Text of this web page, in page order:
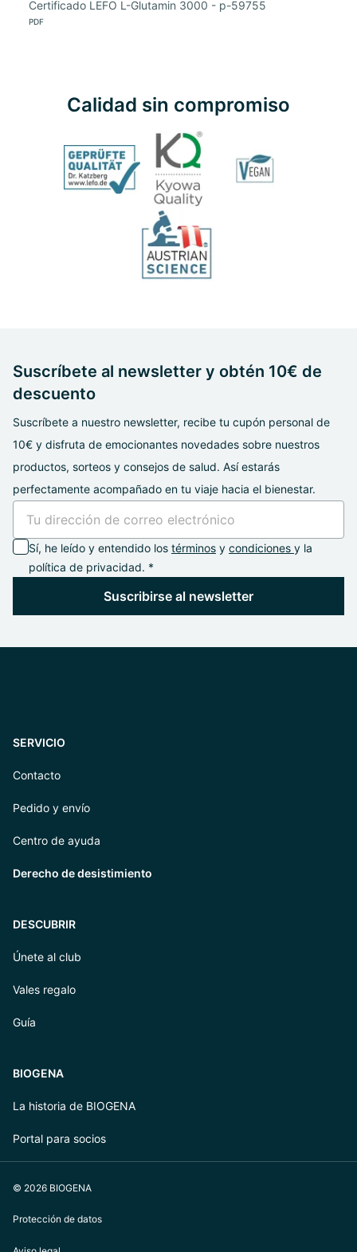
Certificado LEFO L-Glutamin 3000 - p-59755
PDF
Calidad sin compromiso
Suscríbete al newsletter y obtén 10€ de
descuento
Suscríbete a nuestro newsletter, recibe tu cupón personal de
10€ y disfruta de emocionantes novedades sobre nuestros
productos, sorteos y consejos de salud. Así estarás
perfectamente acompañado en tu viaje hacia el bienestar.
Sí, he leído y entendido los términos y condiciones y la
política de privacidad. *
Suscribirse al newsletter
SERVICIO
Contacto
Pedido y envío
Centro de ayuda
Derecho de desistimiento
DESCUBRIR
Únete al club
Vales regalo
Guía
BIOGENA
La historia de BIOGENA
Portal para socios
© 2026 BIOGENA
Protección de datos